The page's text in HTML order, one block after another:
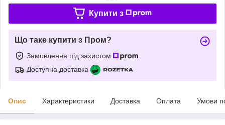
Купити з
Що таке купити з Пром?
Замовлення під захистом
Доступна доставка
Опис Характеристики Доставка Оплата Умови